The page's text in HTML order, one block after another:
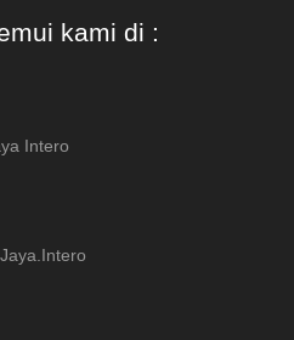
kami di :
Intero